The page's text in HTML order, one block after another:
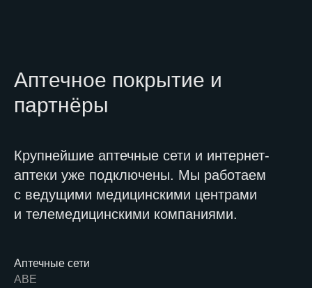
Аптечное покрытие и
партнёры
Крупнейшие аптечные сети и интернет-
аптеки уже подключены. Мы работаем
с ведущими медицинскими центрами
и телемедицинскими компаниями.
Аптечные сети
АВЕ